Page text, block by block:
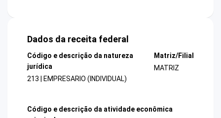
Dados da receita federal
Código e descrição da natureza
jurídica
213 | EMPRESARIO (INDIVIDUAL)
Matriz/Filial
MATRIZ
Código e descrição da atividade econômica